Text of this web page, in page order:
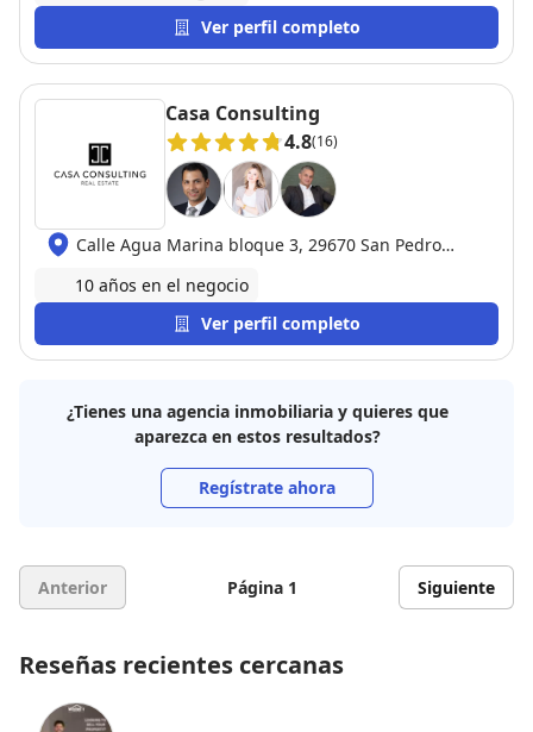
Ver perfil completo
Casa Consulting
4.8(16)
Calle Agua Marina bloque 3, 29670 San Pedro
10 años en el negocio
Ver perfil completo
¿Tienes una agencia inmobiliaria y quieres que
aparezca en estos resultados?
Regístrate ahora
Anterior Página 1 Siguiente
Reseñas recientes cercanas